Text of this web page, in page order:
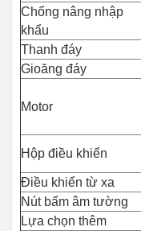
Chống nâng nhập
khẩu
Thanh đáy
Gioăng đáy
Motor
Hộp điều khiển
Điều khiển từ xa
Nút bấm âm tường
Lựa chọn thêm